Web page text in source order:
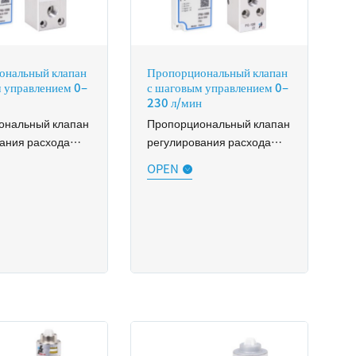
клапан
0–
клапан
расхода
может
Пропорциональный клапан
с шаговым управлением 0–
230 л/мин
Пропорциональный клапан
регулирования расхода
высокоточное
достигать 0,1% полной
Пропорциональный
игольчатый клапан серии